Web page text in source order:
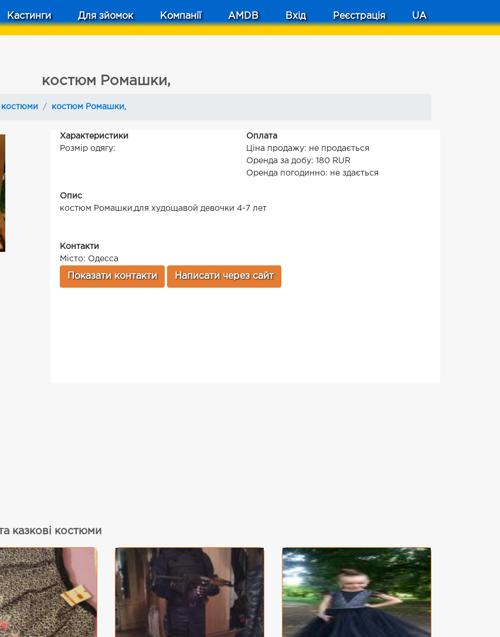
Кастинги Для зйомок Компанії AMDB Вхід Реєстрація UA
костюм Ромашки,
костюми костюм Ромашки,
Характеристики
Розмір одягу:
Оплата
Ціна продажу: не продається
Оренда за добу: 180 RUR
Оренда погодинно: не здається
Опис
костюм Ромашки,для худощавой девочки 4-7 лет
Контакти
Місто: Одесса
Показати контакти Написати через сайт
казкові костюми